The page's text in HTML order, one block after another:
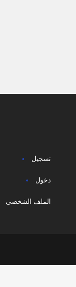
تسجيل
دخول
الملف الشخصي